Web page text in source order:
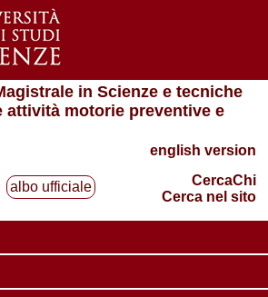
in Scienze e tecniche
attività motorie preventive e
english version
albo ufficiale
CercaChi
Cerca nel sito